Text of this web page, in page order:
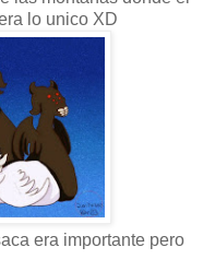
lo unico XD
era importante pero